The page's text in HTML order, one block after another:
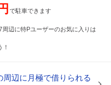
で駐車できます
辺に特Pユーザーのお気に入りは
周辺に月極で借りられる